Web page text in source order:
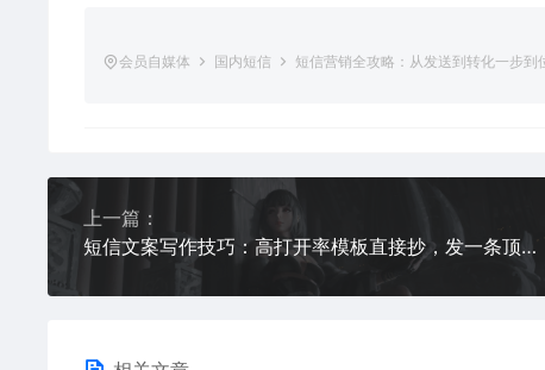
会员自媒体 国内短信 短信营销全攻略：从发送到转化一步到
上一篇：
短信文案写作技巧：高打开率模板直接抄，发一条顶十条